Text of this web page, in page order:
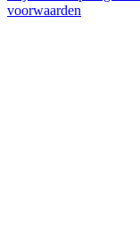
voorwaarden